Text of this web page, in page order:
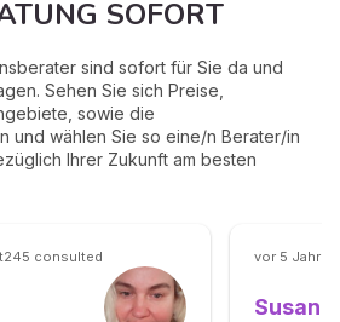
SOFORT
sind sofort für Sie da und
Sehen Sie sich Preise,
sowie die
und wählen Sie so eine/n Berater/in
Ihrer Zukunft am besten
consulted vor 5